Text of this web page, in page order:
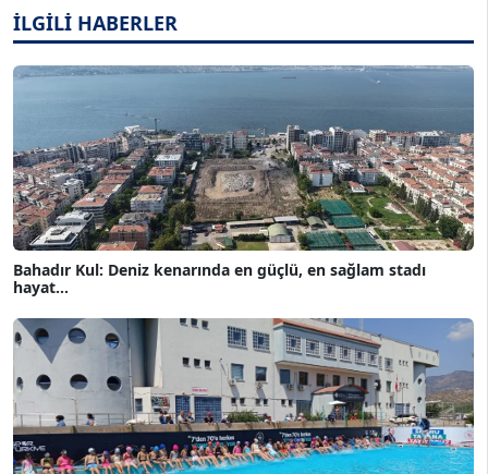
İLGİLİ HABERLER
Bahadır Kul: Deniz kenarında en güçlü, en sağlam stadı
hayat...